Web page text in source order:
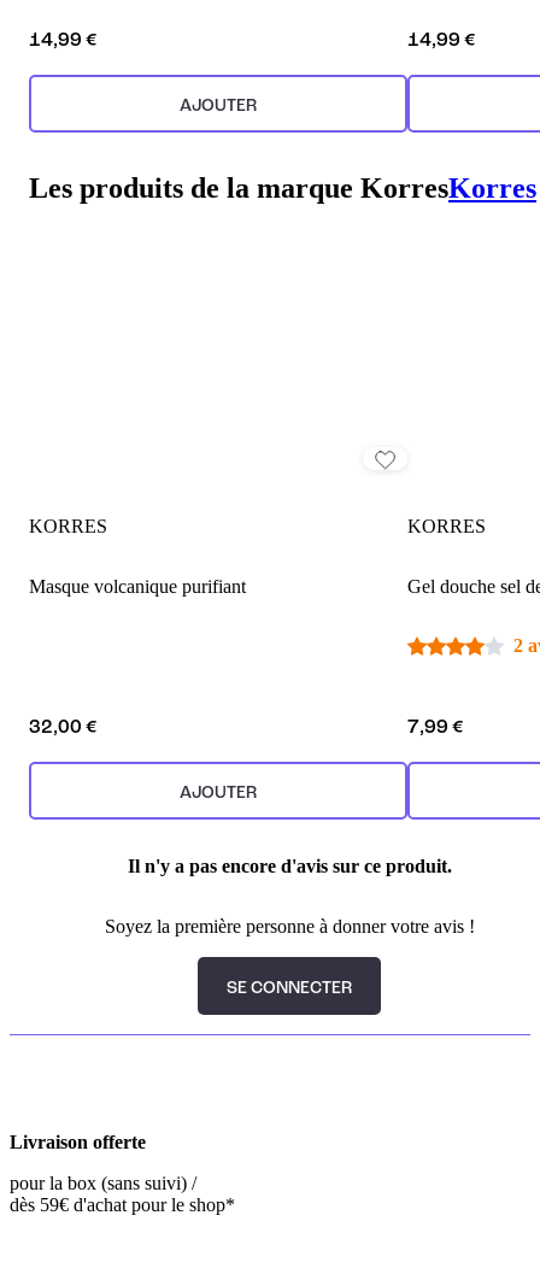
14,99 €
AJOUTER
14,99 €
Les produits de la marque KorresKorres
KORRES
Masque volcanique purifiant
32,00 €
AJOUTER
KORRES
Gel douche sel
2
7,99 €
Il n'y a pas encore d'avis sur ce produit.
Soyez la première personne à donner votre avis !
SE CONNECTER
Livraison offerte
pour la box (sans suivi) /
dès 59€ d'achat pour le shop*